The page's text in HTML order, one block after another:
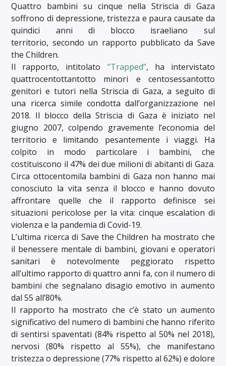
Quattro bambini su cinque nella Striscia di Gaza
soffrono di depressione, tristezza e paura causate da
quindici anni di blocco israeliano sul
territorio, secondo un rapporto pubblicato da Save
the Children.
Il rapporto, intitolato “Trapped”, ha intervistato
quattrocentottantotto minori e centosessantotto
genitori e tutori nella Striscia di Gaza, a seguito di
una ricerca simile condotta dall’organizzazione nel
2018. Il blocco della Striscia di Gaza è iniziato nel
giugno 2007, colpendo gravemente l’economia del
territorio e limitando pesantemente i viaggi. Ha
colpito in modo particolare i bambini, che
costituiscono il 47% dei due milioni di abitanti di Gaza.
Circa ottocentomila bambini di Gaza non hanno mai
conosciuto la vita senza il blocco e hanno dovuto
affrontare quelle che il rapporto definisce sei
situazioni pericolose per la vita: cinque escalation di
violenza e la pandemia di Covid-19.
L’ultima ricerca di Save the Children ha mostrato che
il benessere mentale di bambini, giovani e operatori
sanitari è notevolmente peggiorato rispetto
all’ultimo rapporto di quattro anni fa, con il numero di
bambini che segnalano disagio emotivo in aumento
dal 55 all’80%.
Il rapporto ha mostrato che c’è stato un aumento
significativo del numero di bambini che hanno riferito
di sentirsi spaventati (84% rispetto al 50% nel 2018),
nervosi (80% rispetto al 55%), che manifestano
tristezza o depressione (77% rispetto al 62%) e dolore